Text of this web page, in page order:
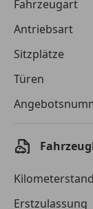
Kreditbetrag
Zu zahlender
Gesamtbetrag
Einberechnete
Monatliche
Fahrzeugart
Antriebsart
Sitzplätze
Türen
Kilometerstand
Erstzulassung